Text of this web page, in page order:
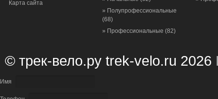
Карта сайта
» Полупрофессиональные
(68)
» Профессиональные (82)
© трек-вело.ру trek-velo.ru 2026
Имя